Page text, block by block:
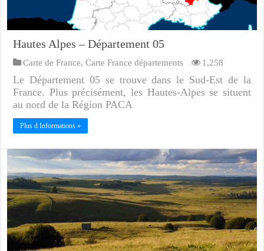
Hautes Alpes – Département 05
Carte de France,Carte France départements 1,258
Le Département 05 se trouve dans le Sud-Est de la
France. Plus précisément, les Hautes-Alpes se situent
au nord de la Région PACA
Plus d Informations »